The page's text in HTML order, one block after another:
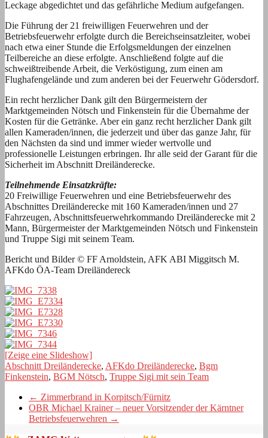
Leckage abgedichtet und das gefährliche Medium aufgefangen.
Die Führung der 21 freiwilligen Feuerwehren und der
Betriebsfeuerwehr erfolgte durch die Bereichseinsatzleiter, wobei
nach etwa einer Stunde die Erfolgsmeldungen der einzelnen
Teilbereiche an diese erfolgte. Anschließend folgte auf die
schweißtreibende Arbeit, die Verköstigung, zum einen am
Flughafengelände und zum anderen bei der Feuerwehr Gödersdorf.
Ein recht herzlicher Dank gilt den Bürgermeistern der
Marktgemeinden Nötsch und Finkenstein für die Übernahme der
Kosten für die Getränke. Aber ein ganz recht herzlicher Dank gilt
allen Kameraden/innen, die jederzeit und über das ganze Jahr, für
den Nächsten da sind und immer wieder wertvolle und
professionelle Leistungen erbringen. Ihr alle seid der Garant für die
Sicherheit im Abschnitt Dreiländerecke.
Teilnehmende Einsatzkräfte:
20 Freiwillige Feuerwehren und eine Betriebsfeuerwehr des
Abschnittes Dreiländerecke mit 160 Kameraden/innen und 27
Fahrzeugen, Abschnittsfeuerwehrkommando Dreiländerecke mit 2
Mann, Bürgermeister der Marktgemeinden Nötsch und Finkenstein
und Truppe Sigi mit seinem Team.
Bericht und Bilder © FF Arnoldstein, AFK ABI Miggitsch M.
AFKdo ÖA-Team Dreiländereck
[Zeige eine Slideshow]
Abschnitt Dreiländerecke, AFKdo Dreiländerecke, Bgm
Finkenstein, BGM Nötsch, Truppe Sigi mit sein Team
← Zimmerbrand in Korpitsch/Fürnitz
OBR Michael Krainer – neuer Vorsitzender der Kärntner
Betriebsfeuerwehren →